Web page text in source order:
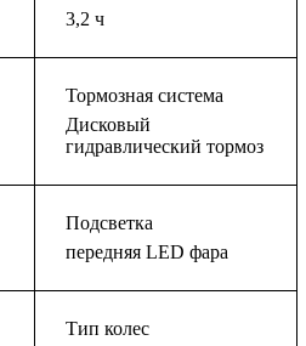
3,2 ч
Тормозная система
Дисковый
гидравлический тормоз
Подсветка
передняя LED фара
Тип колес